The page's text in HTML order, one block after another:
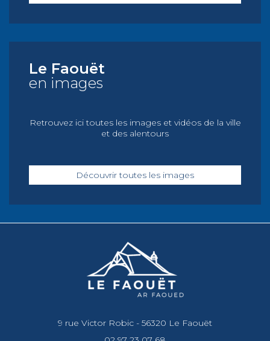
Le Faouët
en images
Retrouvez ici toutes les images et vidéos de la ville
et des alentours
Découvrir toutes les images
9 rue Victor Robic - 56320 Le Faouët